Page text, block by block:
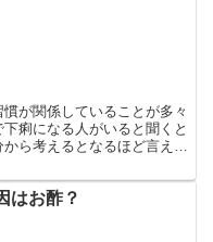
が関係していることが多々
痢になる人がいると聞くと
ら考えるとなるほど言える
はお酢？